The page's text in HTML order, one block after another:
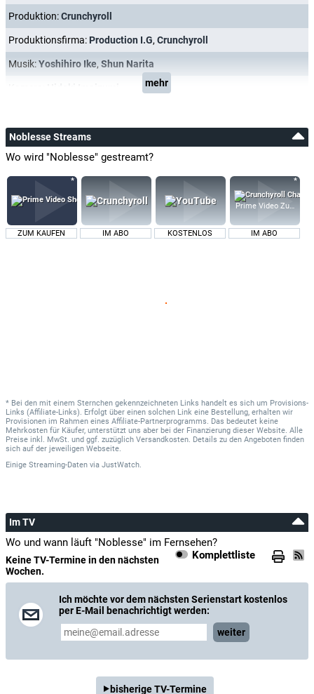
Produktion:Crunchyroll
Produktionsfirma: Production I.G, Crunchyroll
Musik:Yoshihiro Ike, Shun Narita
mehr
Noblesse Streams
Wo wird "Noblesse" gestreamt?
ZUM KAUFEN IM ABO KOSTENLOS
Prime Video Zusatz-
IM ABO
* Bei den mit einem Sternchen gekennzeichneten Links handelt es sich um Provisions-
Links (Affiliate-Links). Erfolgt über einen solchen Link eine Bestellung, erhalten wir
Provisionen im Rahmen eines Affiliate-Partnerprogramms. Das bedeutet keine
Mehrkosten für Käufer, unterstützt uns aber bei der Finanzierung dieser Website. Alle
Preise inkl. MwSt. und ggf. zuzüglich Versandkosten. Details zu den Angeboten finden
sich auf der jeweiligen Webseite.
Einige Streaming-Daten via JustWatch.
Im TV
Wo und wann läuft "Noblesse" im Fernsehen?
Komplettliste
Keine TV-Termine in den nächsten
Wochen.
Ich möchte vor dem nächsten Serienstart kostenlos
per E-Mail benachrichtigt werden:
weiter
bisherige TV-Termine